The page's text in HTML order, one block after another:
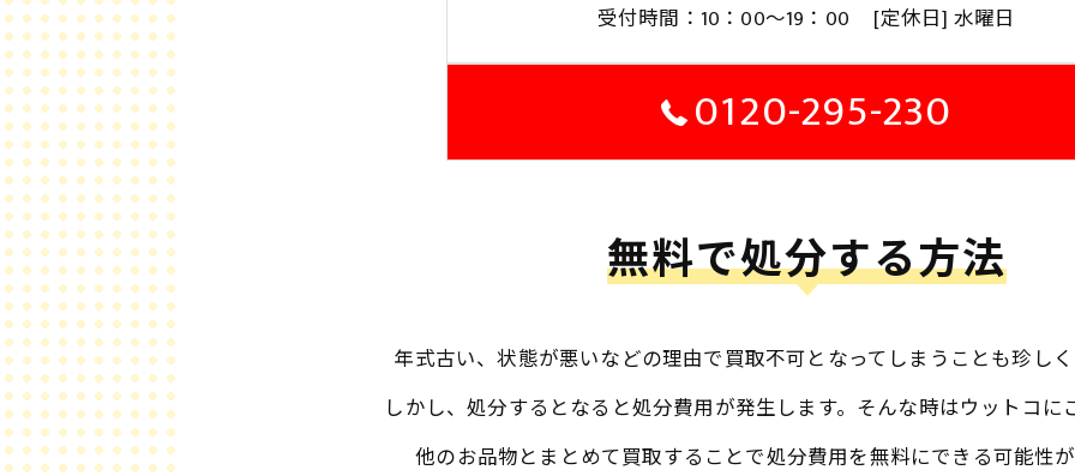
受付時間：10：00～19：00 [定休日] 水曜日
0120-295-230
無料で処分する方法
年式古い、状態が悪いなどの理由で買取不可となってしまうことも珍し
しかし、処分するとなると処分費用が発生します。そんな時はウットコに
他のお品物とまとめて買取することで処分費用を無料にできる可能性